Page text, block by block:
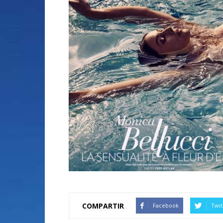
COMPARTIR Facebook